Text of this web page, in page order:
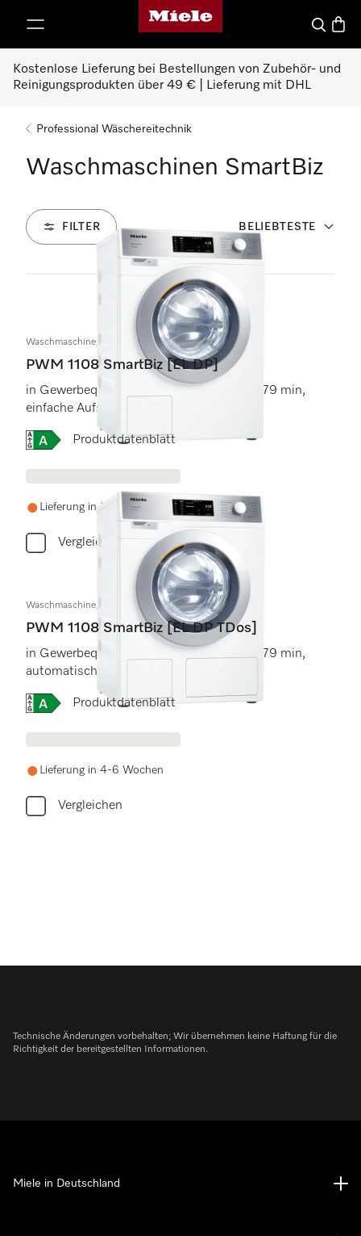
Miele-Homepage
Suche
Kostenlose Lieferung bei Bestellungen von Zubehör- und
Reinigungsprodukten über 49 € | Lieferung mit DHL
Professional Wäschereitechnik
Waschmaschinen SmartBiz
FILTER BELIEBTESTE
Produkte
Waschmaschine, elektrobeheizt
PWM 1108 SmartBiz [EL DP]
in Gewerbequalität mit einer Laufzeit von 79 min,
einfache Aufstellung.
Onlinelabel Image, Energielabel
Produktdatenblatt
Lieferung in 2-3 Wochen
Vergleichen
Waschmaschine, elektrobeheizt
PWM 1108 SmartBiz [EL DP TDos]
in Gewerbequalität mit einer Laufzeit von 79 min,
automatische Dosierung.
Onlinelabel Image, Energielabel
Produktdatenblatt
Lieferung in 4-6 Wochen
Vergleichen
Technische Änderungen vorbehalten; Wir übernehmen keine Haftung für die
Richtigkeit der bereitgestellten Informationen.
Miele in Deutschland